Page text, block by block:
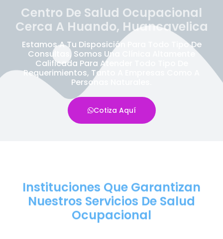
Centro De Salud Ocupacional
Cerca A Huando, Huancavelica
Estamos A Tu Disposición Para Todo Tipo De
Consultas, Somos Una Clínica Altamente
Calificada Para Atender Todo Tipo De
Requerimientos, Tanto A Empresas Como A
Personas Naturales.
Cotiza Aquí
Instituciones Que Garantizan
Nuestros Servicios De Salud
Ocupacional